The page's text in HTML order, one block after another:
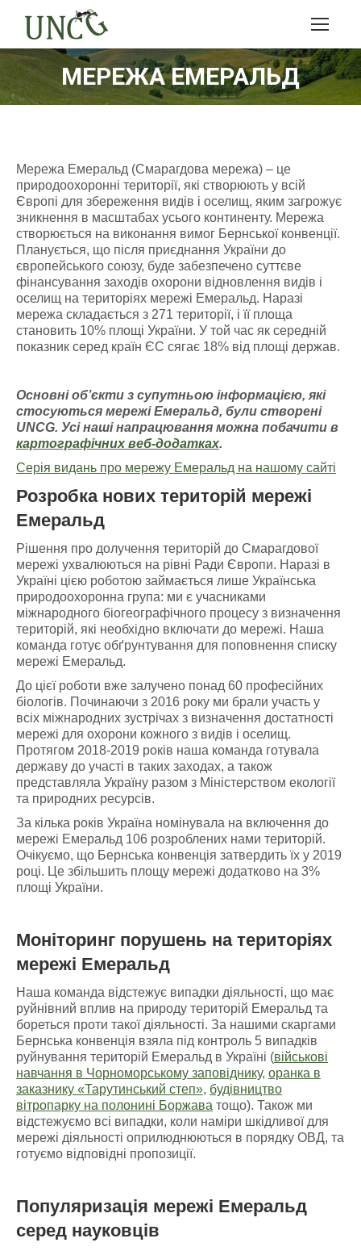
МЕРЕЖА ЕМЕРАЛЬД
Мережа Емеральд (Смарагдова мережа) – це
природоохоронні території, які створюють у всій
Європі для збереження видів і оселищ, яким загрожує
зникнення в масштабах усього континенту. Мережа
створюється на виконання вимог Бернської конвенції.
Планується, що після приєднання України до
європейського союзу, буде забезпечено суттєве
фінансування заходів охорони відновлення видів і
оселищ на територіях мережі Емеральд. Наразі
мережа складається з 271 території, і її площа
становить 10% площі України. У той час як середній
показник серед країн ЄС сягає 18% від площі держав.
Основні об’єкти з супутньою інформацією, які
стосуються мережі Емеральд, були створені
UNCG. Усі наші напрацювання можна побачити в
картографічних веб-додатках.
Серія видань про мережу Емеральд на нашому сайті
Розробка нових територій мережі
Емеральд
Рішення про долучення територій до Смарагдової
мережі ухвалюються на рівні Ради Європи. Наразі в
Україні цією роботою займається лише Українська
природоохоронна група: ми є учасниками
міжнародного біогеографічного процесу з визначення
територій, які необхідно включати до мережі. Наша
команда готує обґрунтування для поповнення списку
мережі Емеральд.
До цієї роботи вже залучено понад 60 професійних
біологів. Починаючи з 2016 року ми брали участь у
всіх міжнародних зустрічах з визначення достатності
мережі для охорони кожного з видів і оселищ.
Протягом 2018-2019 років наша команда готувала
державу до участі в таких заходах, а також
представляла Україну разом з Міністерством екології
та природних ресурсів.
За кілька років Україна номінувала на включення до
мережі Емеральд 106 розроблених нами територій.
Очікуємо, що Бернська конвенція затвердить їх у 2019
році. Це збільшить площу мережі додатково на 3%
площі України.
Моніторинг порушень натериторіях
мережі Емеральд
Наша команда відстежує випадки діяльності, що має
руйнівний вплив на природу територій Емеральд та
бореться проти такої діяльності. За нашими скаргами
Бернська конвенція взяла під контроль 5 випадків
руйнування територій Емеральд в Україні (військові
навчання в Чорноморському заповіднику, оранка в
заказнику «Тарутинський степ», будівництво
вітропарку на полонині Боржава тощо). Також ми
відстежуємо всі випадки, коли наміри шкідливої для
мережі діяльності оприлюднюються в порядку ОВД, та
готуємо відповідні пропозиції.
Популяризація мережі Емеральд
серед науковців